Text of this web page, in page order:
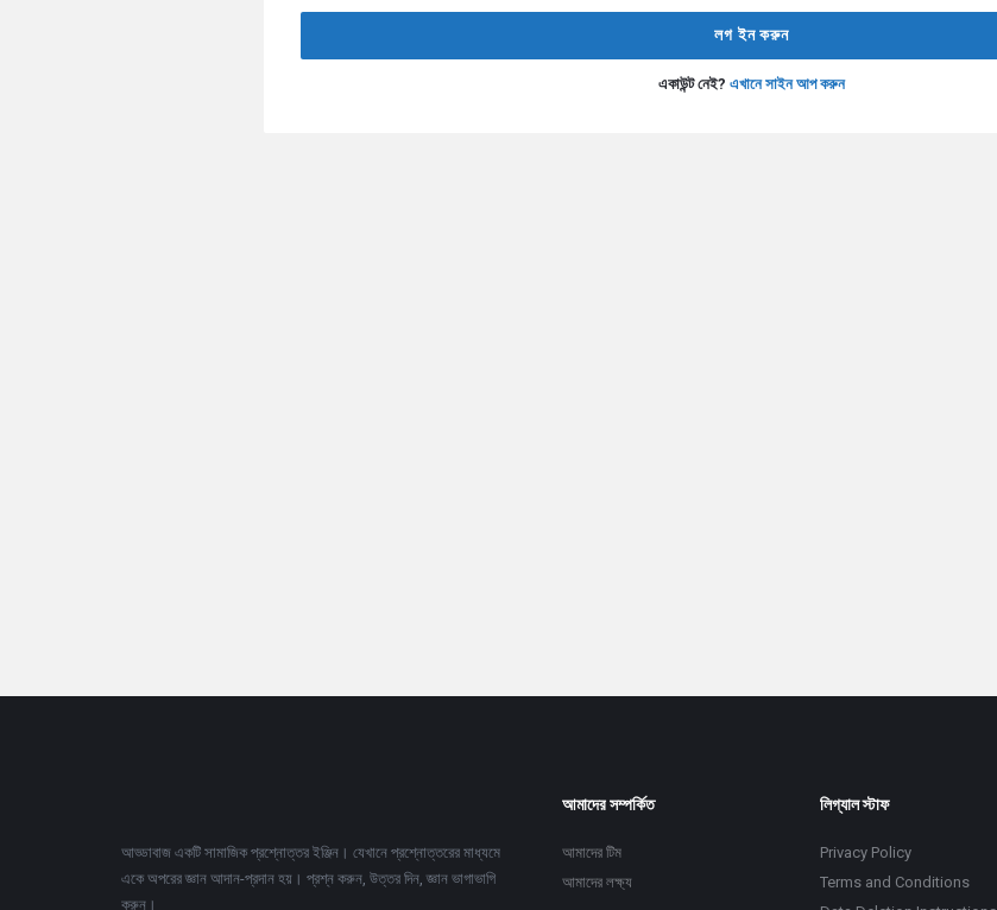
একাউন্ট নেই? এখানে সাইন আপ করুন
আড্ডাবাজ একটি সামাজিক প্রশ্নোত্তর ইঞ্জিন। যেখানে প্রশ্নোত্তরের মাধ্যমে
একে অপরের জ্ঞান আদান-প্রদান হয়। প্রশ্ন করুন, উত্তর দিন, জ্ঞান ভাগাভাগি
করুন।
আমাদের সম্পর্কিত
আমাদের টিম
আমাদের লক্ষ্য
লিগ্যাল স্টাফ
Privacy Policy
Terms and Conditions